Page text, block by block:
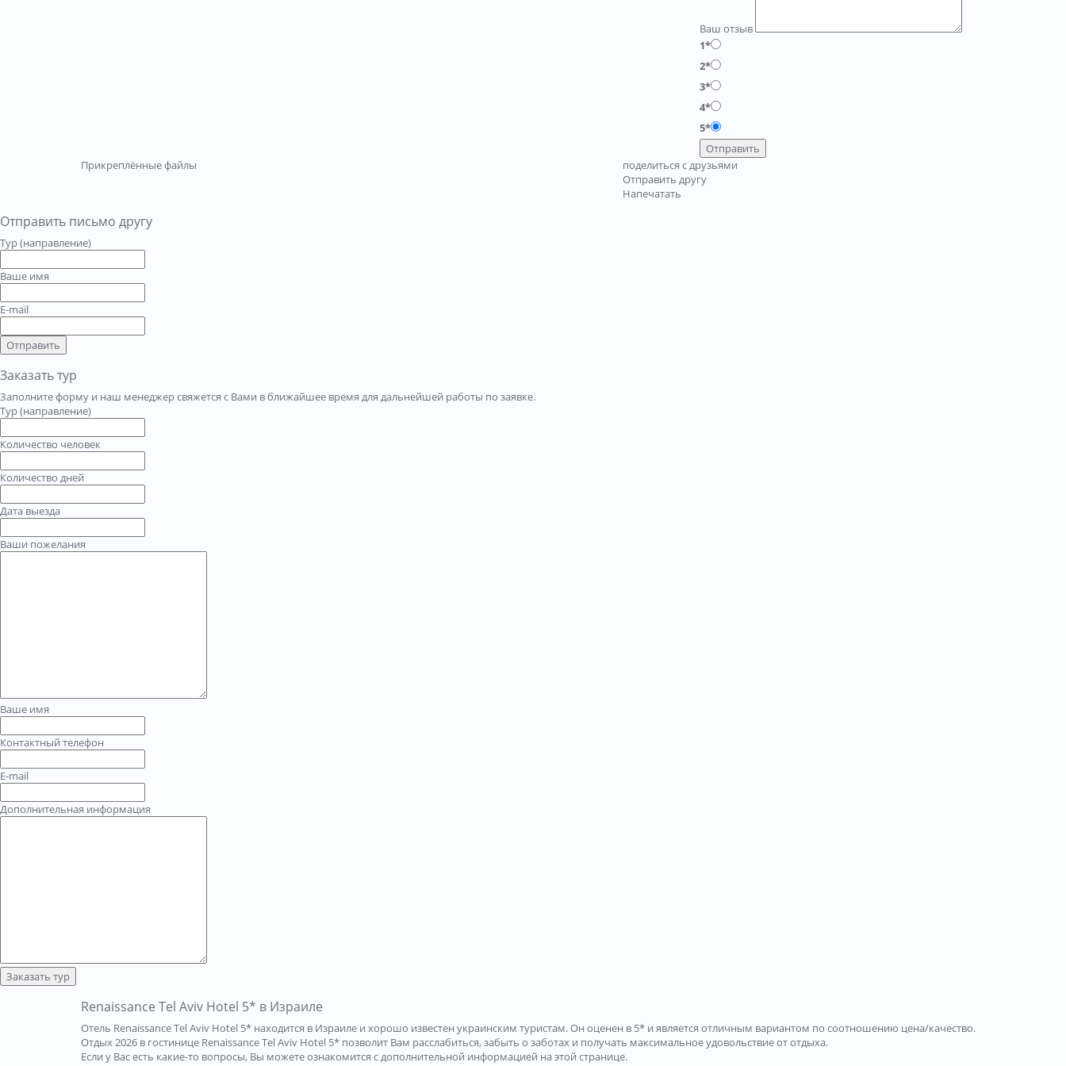
Ваш отзыв
1*
2*
3*
4*
5*
Отправить
Прикреплённые файлы
поделиться с друзьями
Отправить другу
Напечатать
Отправить письмо другу
Тур (направление)
Ваше имя
E-mail
Отправить
Заказать тур
Заполните форму и наш менеджер свяжется с Вами в ближайшее время для дальнейшей работы по заявке.
Тур (направление)
Количество человек
Количество дней
Дата выезда
Ваши пожелания
Ваше имя
Контактный телефон
E-mail
Дополнительная информация
Заказать тур
Renaissance Tel Aviv Hotel 5* в Израиле
Отель Renaissance Tel Aviv Hotel 5* находится в Израиле и хорошо известен украинским туристам. Он оценен в 5* и является отличным вариантом по соотношению цена/качество.
Отдых 2026 в гостинице Renaissance Tel Aviv Hotel 5* позволит Вам расслабиться, забыть о заботах и получать максимальное удовольствие от отдыха.
Если у Вас есть какие-то вопросы, Вы можете ознакомится с дополнительной информацией на этой странице.